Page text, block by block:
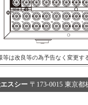
は改良等の為予告なく変更す
スシー 〒173-0015 東京都